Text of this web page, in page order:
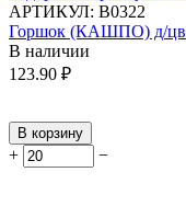
АРТИКУЛ: В0322
Горшок (КАШПО) д/
В наличии
123.90 ₽
В корзину
+ −